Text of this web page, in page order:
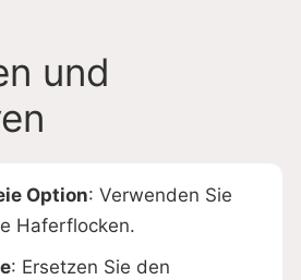
und
Option: Verwenden Sie
Haferflocken.
: Ersetzen Sie den